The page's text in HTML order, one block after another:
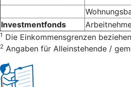
Investmentfonds
1 Die Einkommensgrenzen
2 Angaben für Alleinstehende /